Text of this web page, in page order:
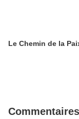
Le Chemin de la
Commentaires